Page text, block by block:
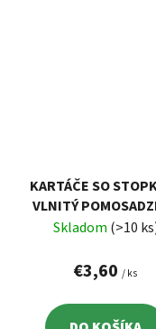
KARTÁČE SO
VLNITÝ
DRÔT 0,3MM, 3-
Skladom (>10
€3,60 / ks